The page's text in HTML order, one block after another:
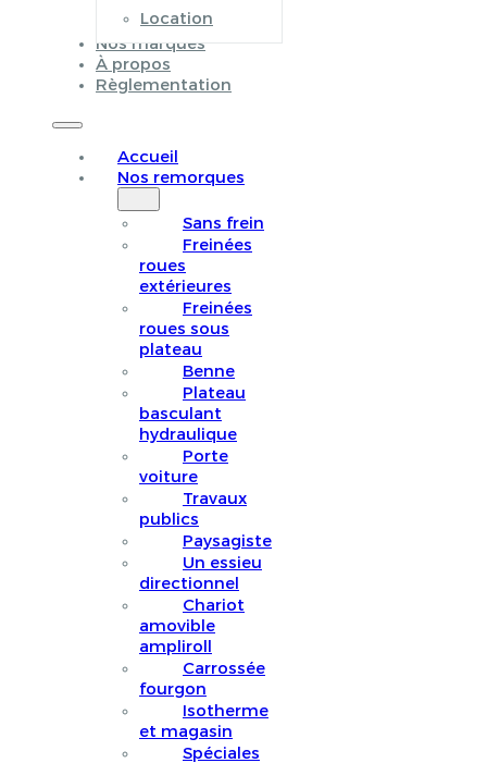
Location
Nos marques
À propos
Règlementation
Accueil
Nos remorques
Sans frein
Freinées
roues
extérieures
Freinées
roues sous
plateau
Benne
Plateau
basculant
hydraulique
Porte
voiture
Travaux
publics
Paysagiste
Un essieu
directionnel
Chariot
amovible
ampliroll
Carrossée
fourgon
Isotherme
et magasin
Spéciales